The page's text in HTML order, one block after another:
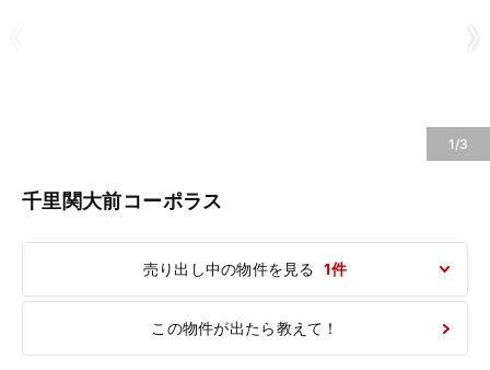
1/3
千里関大前コーポラス
売り出し中の物件を見る 1件
この物件が出たら教えて！